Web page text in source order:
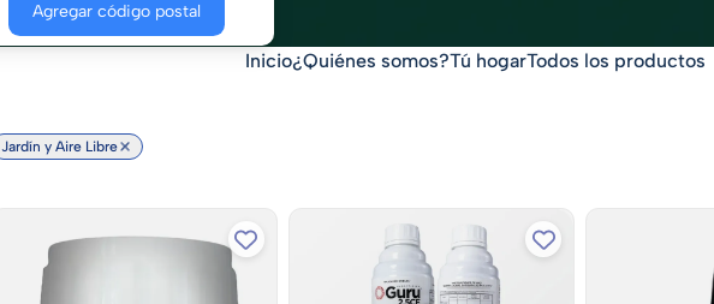
Agregar código postal
Inicio¿Quiénes somos?Tú hogarTodos los productos
Jardín y Aire Libre